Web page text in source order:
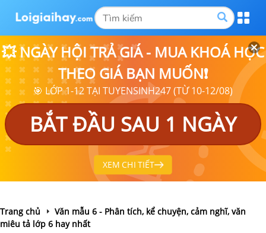
💥 NGÀY HỘI TRẢ GIÁ - MUA KHOÁ HỌC
THEO GIÁ BẠN MUỐN❗
🎯 LỚP 1-12 TẠI TUYENSINH247 (TỪ 10-12/08)
BẮT ĐẦU SAU 1 NGÀY
XEM CHI TIẾT
Trang chủ
Văn mẫu 6 - Phân tích, kể chuyện, cảm nghĩ, văn
miêu tả lớp 6 hay nhất